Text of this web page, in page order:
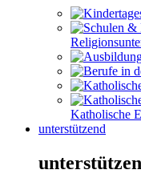
Katholische
unterstützend